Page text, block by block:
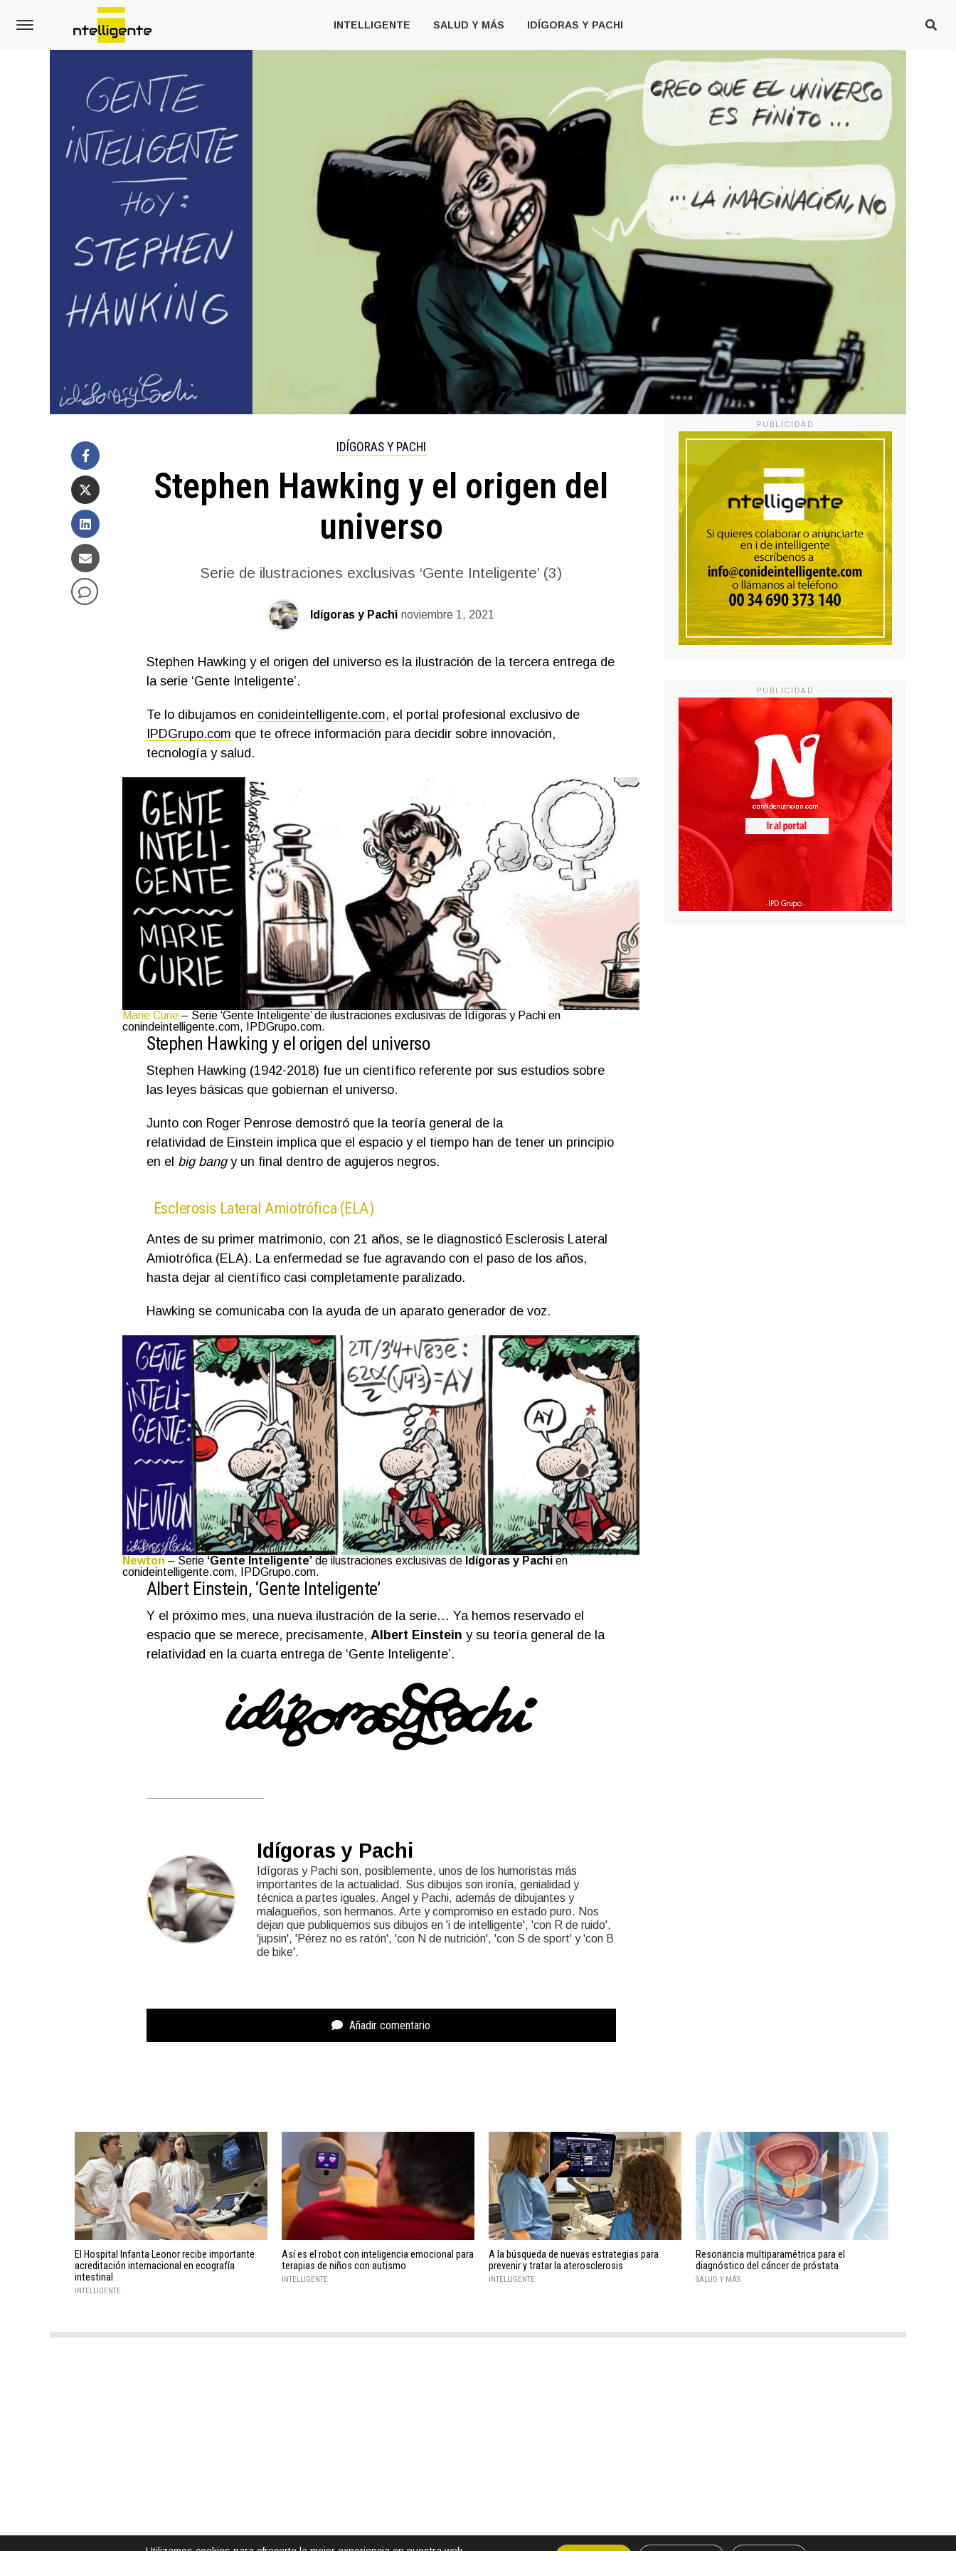
INTELLIGENTE SALUD Y MÁS IDÍGORAS Y PACHI
IDÍGORAS Y PACHI
Stephen Hawking y el origen del
universo
Serie de ilustraciones exclusivas ‘Gente Inteligente’ (3)
Idígoras y Pachi noviembre 1, 2021
Stephen Hawking y el origen del universo es la ilustración de la tercera entrega de
la serie ‘Gente Inteligente’.
Te lo dibujamos en conideintelligente.com, el portal profesional exclusivo de
IPDGrupo.com que te ofrece información para decidir sobre innovación,
tecnología y salud.
Marie Curie – Serie ‘Gente Inteligente’ de ilustraciones exclusivas de Idígoras y Pachi en
conindeintelligente.com, IPDGrupo.com.
Stephen Hawking y el origen del universo
Stephen Hawking (1942-2018) fue un científico referente por sus estudios sobre
las leyes básicas que gobiernan el universo.
Junto con Roger Penrose demostró que la teoría general de la
relatividad de Einstein implica que el espacio y el tiempo han de tener un principio
en el big bangy un final dentro de agujeros negros.
Esclerosis Lateral Amiotrófica (ELA)
Antes de su primer matrimonio, con 21 años, se le diagnosticó Esclerosis Lateral
Amiotrófica (ELA). La enfermedad se fue agravando con el paso de los años,
hasta dejar al científico casi completamente paralizado​.
Hawking se comunicaba con la ayuda de un aparato generador de voz.
Newton – Serie ‘Gente Inteligente’ de ilustraciones exclusivas de Idígoras y Pachi en
conideintelligente.com, IPDGrupo.com.
Albert Einstein, ‘Gente Inteligente’
Y el próximo mes, una nueva ilustración de la serie… Ya hemos reservado el
espacio que se merece, precisamente, Albert Einstein y su teoría general de la
relatividad en la cuarta entrega de ‘Gente Inteligente’.
Idígoras y Pachi
Idígoras y Pachi son, posiblemente, unos de los humoristas más
importantes de la actualidad. Sus dibujos son ironía, genialidad y
técnica a partes iguales. Angel y Pachi, además de dibujantes y
malagueños, son hermanos. Arte y compromiso en estado puro. Nos
dejan que publiquemos sus dibujos en 'i de intelligente', 'con R de ruido',
'jupsin', 'Pérez no es ratón', 'con N de nutrición', 'con S de sport' y 'con B
de bike'.
Añadir comentario
PUBLICIDAD
PUBLICIDAD
El Hospital Infanta Leonor recibe importante
acreditación internacional en ecografía
intestinal
INTELLIGENTE
Así es el robot con inteligencia emocional para
terapias de niños con autismo
INTELLIGENTE
A la búsqueda de nuevas estrategias para
prevenir y tratar la aterosclerosis
INTELLIGENTE
Resonancia multiparamétrica para el
diagnóstico del cáncer de próstata
SALUD Y MÁS